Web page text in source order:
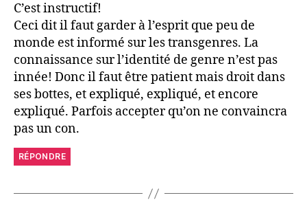
C’est instructif!
Ceci dit il faut garder à l’esprit que peu de
monde est informé sur les transgenres. La
connaissance sur l’identité de genre n’est pas
innée! Donc il faut être patient mais droit dans
ses bottes, et expliqué, expliqué, et encore
expliqué. Parfois accepter qu’on ne convaincra
pas un con.
RÉPONDRE